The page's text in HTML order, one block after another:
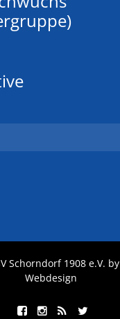
Schorndorf 1908 e.V. by
Webdesign